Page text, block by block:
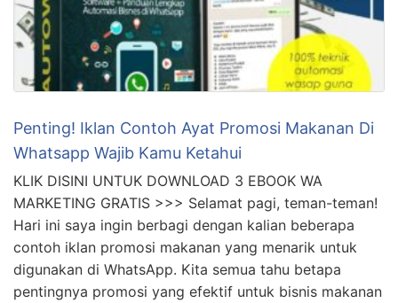
Penting! Iklan Contoh Ayat Promosi Makanan Di
Whatsapp Wajib Kamu Ketahui
KLIK DISINI UNTUK DOWNLOAD 3 EBOOK WA
MARKETING GRATIS >>> Selamat pagi, teman-teman!
Hari ini saya ingin berbagi dengan kalian beberapa
contoh iklan promosi makanan yang menarik untuk
digunakan di WhatsApp. Kita semua tahu betapa
pentingnya promosi yang efektif untuk bisnis makanan